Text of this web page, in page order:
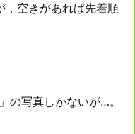
，空きがあれば先着順
の写真しかないが…。